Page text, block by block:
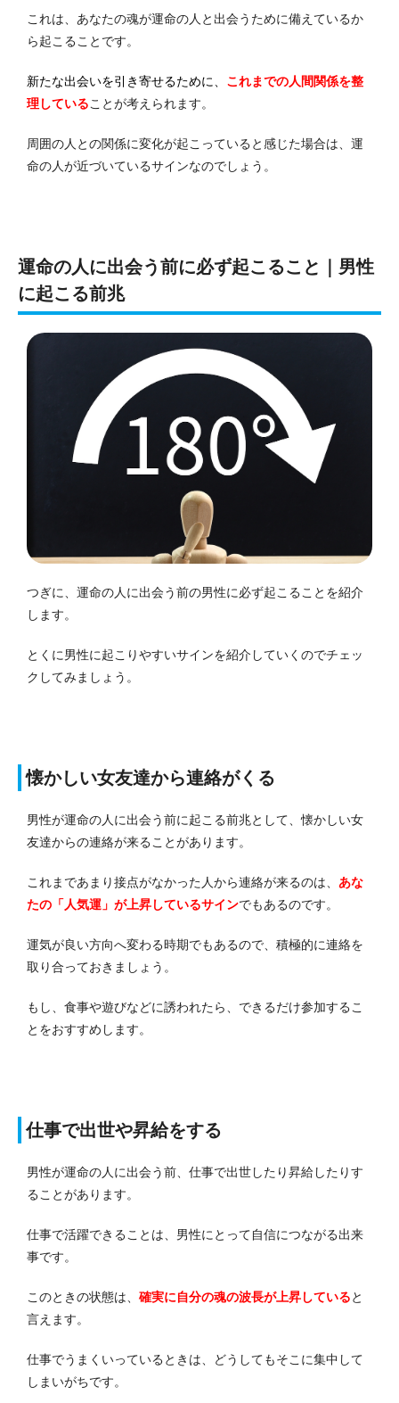
これは、あなたの魂が運命の人と出会うために備えているか
ら起こることです。
新たな出会いを引き寄せるために、 これまでの人間関係を整
理していることが考えられます。
周囲の人との関係に変化が起こっていると感じた場合は、運
命の人が近づいているサインなのでしょう。
運命の人に出会う前に必ず起こること｜男性
に起こる前兆
つぎに、運命の人に出会う前の男性に必ず起こることを紹介
します。
とくに男性に起こりやすいサインを紹介していくのでチェッ
クしてみましょう。
懐かしい女友達から連絡がくる
男性が運命の人に出会う前に起こる前兆として、懐かしい女
友達からの連絡が来ることがあります。
これまであまり接点がなかった人から連絡が来るのは、 あな
たの「人気運」が上昇しているサインでもあるのです。
運気が良い方向へ変わる時期でもあるので、積極的に連絡を
取り合っておきましょう。
もし、食事や遊びなどに誘われたら、できるだけ参加するこ
とをおすすめします。
仕事で出世や昇給をする
男性が運命の人に出会う前、仕事で出世したり昇給したりす
ることがあります。
仕事で活躍できることは、男性にとって自信につながる出来
事です。
このときの状態は、 確実に自分の魂の波長が上昇していると
言えます。
仕事でうまくいっているときは、どうしてもそこに集中して
しまいがちです。